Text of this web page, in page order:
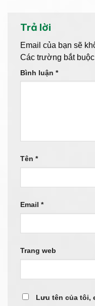
Trả lời
Email của bạn sẽ
Các trường bắt
Bình luận *
Tên *
Email *
Trang web
Lưu tên của tôi,